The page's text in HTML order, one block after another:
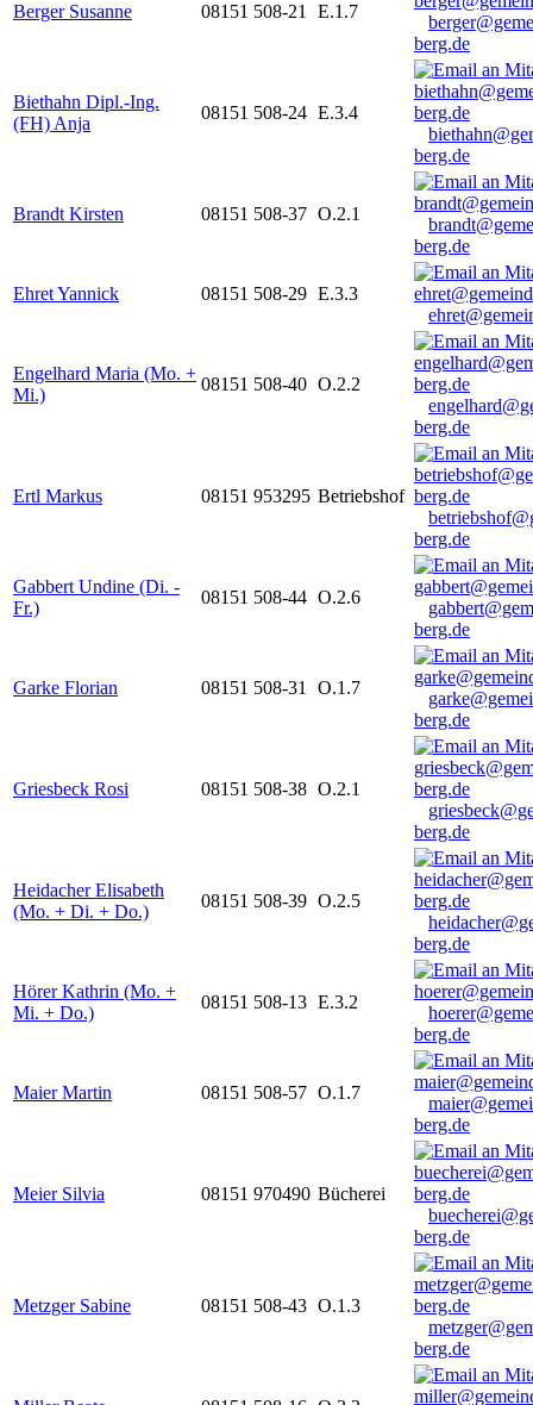
Berger Susanne 08151 508-21 E.1.7
berg.de
Biethahn Dipl.-Ing.
(FH) Anja
08151 508-24 E.3.4
berg.de
Brandt Kirsten 08151 508-37 O.2.1
berg.de
Ehret Yannick 08151 508-29 E.3.3
Engelhard Maria (Mo. +
Mi.)
08151 508-40 O.2.2
berg.de
Ertl Markus 08151 953295 Betriebshof
berg.de
Gabbert Undine (Di. -
Fr.)
08151 508-44 O.2.6
berg.de
Garke Florian 08151 508-31 O.1.7
berg.de
Griesbeck Rosi 08151 508-38 O.2.1
berg.de
Heidacher Elisabeth
(Mo. + Di. + Do.)
08151 508-39 O.2.5
berg.de
Hörer Kathrin (Mo. +
Mi. + Do.)
08151 508-13 E.3.2
berg.de
Maier Martin 08151 508-57 O.1.7
berg.de
Meier Silvia 08151 970490 Bücherei
berg.de
Metzger Sabine 08151 508-43 O.1.3
berg.de